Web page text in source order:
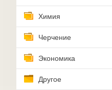
Химия
Черчение
Экономика
Другое